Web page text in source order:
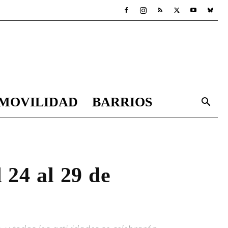
BARRIOS
al 29 de